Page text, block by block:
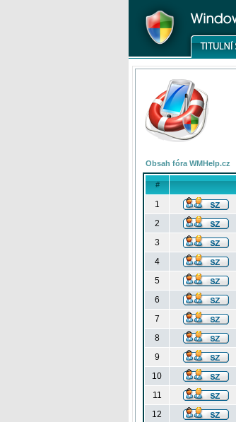
Obsah fóra WMHelp.cz
#
1
2
3
4
5
6
7
8
9
10
11
12